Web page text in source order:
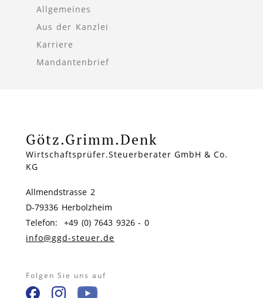
Allgemeines
Aus der Kanzlei
Karriere
Mandantenbrief
Götz.Grimm.Denk
Wirtschaftsprüfer.Steuerberater GmbH & Co.
KG
Allmendstrasse 2
D-79336 Herbolzheim
Telefon: +49 (0) 7643 9326 - 0
info@ggd-steuer.de
Folgen Sie uns auf